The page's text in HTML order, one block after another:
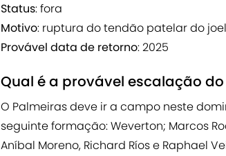
Status: fora
Motivo: ruptura do tendão patelar do
Provável data de retorno: 2025
Qual é a provável escalação
O Palmeiras deve ir a campo neste
seguinte formação: Weverton; Marcos
Aníbal Moreno, Richard Ríos e Raphael